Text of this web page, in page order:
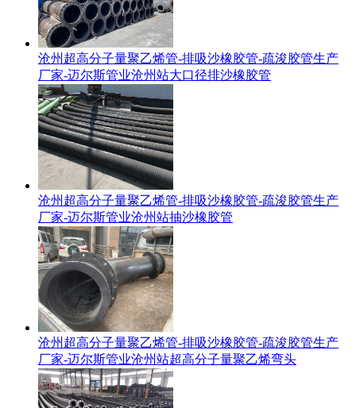
沧州超高分子量聚乙烯管-排吸沙橡胶管-疏浚胶管生产
厂家-迈尔斯管业沧州站大口径排沙橡胶管
沧州超高分子量聚乙烯管-排吸沙橡胶管-疏浚胶管生产
厂家-迈尔斯管业沧州站抽沙橡胶管
沧州超高分子量聚乙烯管-排吸沙橡胶管-疏浚胶管生产
厂家-迈尔斯管业沧州站超高分子量聚乙烯弯头